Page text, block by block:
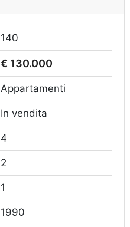
140
€ 130.000
Appartamenti
In vendita
4
2
1
1990